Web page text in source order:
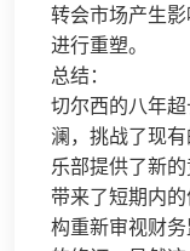
转会市场产生
进行重塑。
总结：
切尔西的八年
澜，挑战了现
乐部提供了新
带来了短期内
构重新审视财